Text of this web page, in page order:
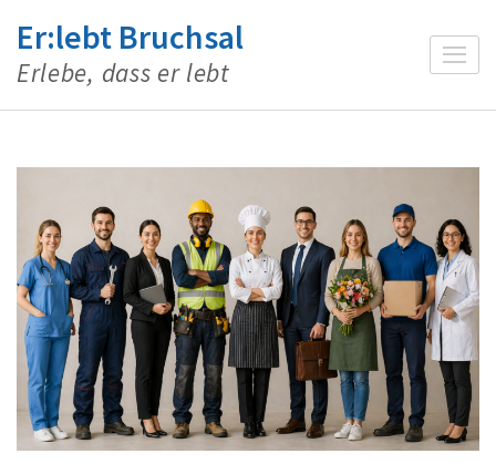
Inhalt
springen
Er:lebt Bruchsal
Erlebe, dass er lebt